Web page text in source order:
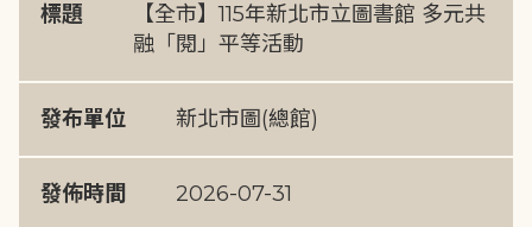
標題
【全市】115年新北市立圖書館 多元共
融「閱」平等活動
發布單位 新北市圖(總館)
發佈時間 2026-07-31